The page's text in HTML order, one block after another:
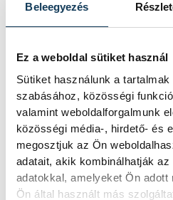
Beleegyezés
Ez a weboldal sütiket használ
Sütiket használunk a
szabásához, közösségi
valamint weboldalforgalmunk
közösségi média-, hirdető- és
megosztjuk az Ön
adatait, akik kombinálhatják
adatokkal, amelyeket Ön
Ön által használt más